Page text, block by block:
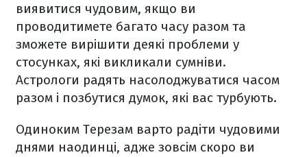
виявитися чудовим, якщо ви
проводитимете багато часу разом та
зможете вирішити деякі проблеми у
стосунках, які викликали сумніви.
Астрологи радять насолоджуватися часом
разом і позбутися думок, які вас турбують.
Одиноким Терезам варто радіти чудовими
днями наодинці, адже зовсім скоро ви